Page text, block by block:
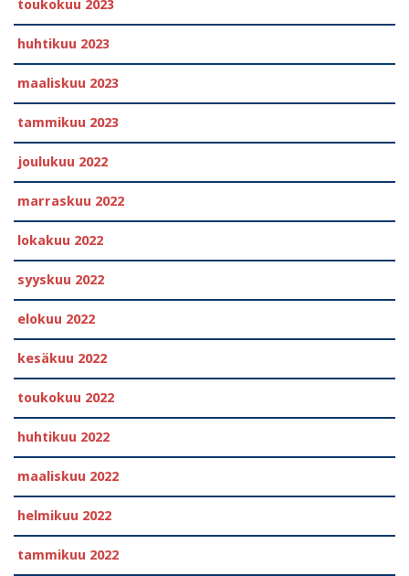
toukokuu 2023
huhtikuu 2023
maaliskuu 2023
tammikuu 2023
joulukuu 2022
marraskuu 2022
lokakuu 2022
syyskuu 2022
elokuu 2022
kesäkuu 2022
toukokuu 2022
huhtikuu 2022
maaliskuu 2022
helmikuu 2022
tammikuu 2022